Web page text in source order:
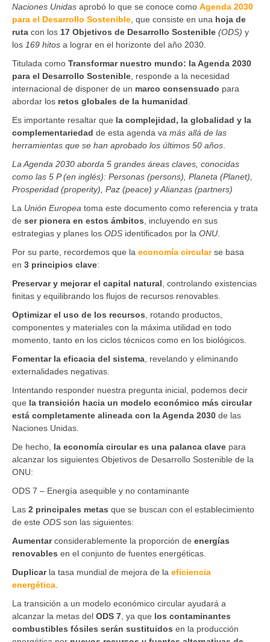
Naciones Unidas aprobó lo que se conoce como Agenda 2030
para el Desarrollo Sostenible , que consiste en una hoja de
ruta con los 17 Objetivos de Desarrollo Sostenible (ODS) y
los 169 hitos a lograr en el horizonte del año 2030.
Titulada como Transformar nuestro mundo: la Agenda 2030
para el Desarrollo Sostenible , responde a la necesidad
internacional de disponer de un marco consensuado para
abordar los retos globales de la humanidad
Es importante resaltar que la complejidad, la globalidad y la
complementariedad de esta agenda va más allá de las
herramientas que se han aprobado los últimos 50 años
La Agenda 2030 aborda 5 grandes áreas claves, conocidas
como las 5 P (en inglés): Personas (persons), Planeta (Planet),
Prosperidad (properity), Paz (peace) y Alianzas (partners)
La Unión Europea toma este documento como referencia y trata
de ser pionera en estos ámbitos , incluyendo en sus
estrategias y planes los ODS identificados por la ONU
Por su parte, recordemos que la economía circularse basa
en 3 principios clave:
Preservar y mejorar el capital natural , controlando existencias
finitas y equilibrando los flujos de recursos renovables.
Optimizar el uso de los recursos , rotando productos,
componentes y materiales con la máxima utilidad en todo
momento, tanto en los ciclos técnicos como en los biológicos.
Fomentar la eficacia del sistema , revelando y eliminando
externalidades negativas.
Intentando responder nuestra pregunta inicial, podemos decir
que la transición hacia un modelo económico más circular
está completamente alineada con la Agenda 2030 de las
Naciones Unidas.
De hecho, la economía circular es una palanca clave para
alcanzar los siguientes Objetivos de Desarrollo Sostenible de la
ONU:
ODS 7 – Energía asequible y no contaminante
Las 2 principales metas que se buscan con el establecimiento
de este ODS son las siguientes:
Aumentarconsiderablemente la proporción de energías
renovables en el conjunto de fuentes energéticas.
Duplicarla tasa mundial de mejora de la eficiencia
energética
La transición a un modelo económico circular ayudará a
alcanzar la metas del ODS 7 , ya que los contaminantes
combustibles fósiles serán sustituidos en la producción